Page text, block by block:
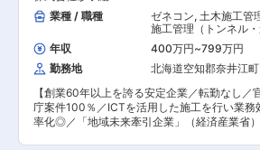
理、購買先（下請や資材）の決定 ・部員、作
への指導や教育 などの業務をお願いします
組織構成： 札幌補填の建築部門は50〜60名程
が在籍しており、幅広い年齢の方が活躍してい
す。 ■業務の特徴： ・案件：札幌近郊の案件
ほとんどですが、ニセコ、北広島等への出張
に1~2回発生する可能性がございます。宿泊
食費については企業負担となります。 ・体制：
場は4〜5人程度の技術者でチームを組んでお
経験者の方は即戦力として活躍をしておりま
業種 / 職種
ゼネコン, 土木施工管
施工管理（トンネル
ム・河川・港湾・造園
年収 400万円~799万円
勤務地
北海道空知郡奈井江
【創業60年以上を誇る安定企業／転勤なし／
庁案件100％／ICTを活用した施工を行い業務
率化◎／「地域未来牽引企業」（経済産業省